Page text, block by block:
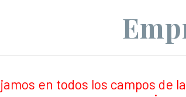
en todos los campos